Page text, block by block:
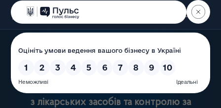
Пошук
Державна служба України
з лікарських засобів та контролю за